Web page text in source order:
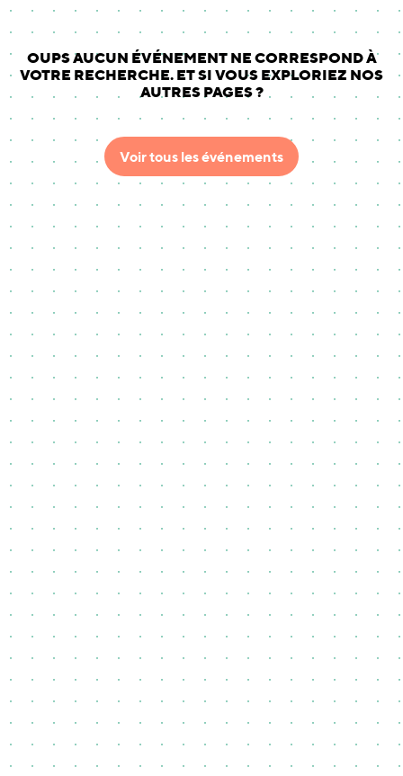
OUPS AUCUN ÉVÉNEMENT NE CORRESPOND À
VOTRE RECHERCHE. ET SI VOUS EXPLORIEZ NOS
AUTRES PAGES ?
Voir tous les événements